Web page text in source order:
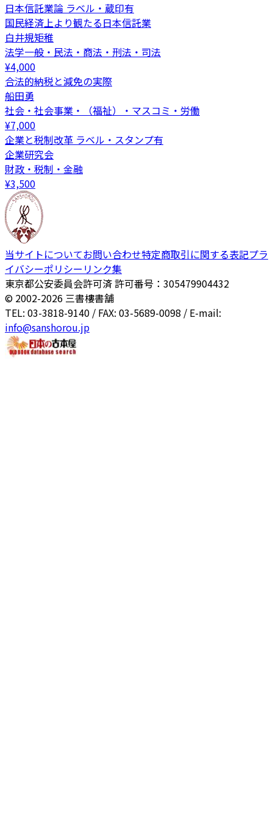
日本信託業論 ラベル・蔵印有
国民経済上より観たる日本信託業
白井規矩稚
法学一般・民法・商法・刑法・司法
¥4,000
合法的納税と減免の実際
船田勇
社会・社会事業・（福祉）・マスコミ・労働
¥7,000
企業と税制改革 ラベル・スタンプ有
企業研究会
財政・税制・金融
¥3,500
当サイトについてお問い合わせ特定商取引に関する表記プラ
イバシーポリシー リンク集
東京都公安委員会許可済 許可番号：305479904432
© 2002-2026 三書樓書舗
TEL: 03-3818-9140 / FAX: 03-5689-0098 / E-mail:
info@sanshorou.jp